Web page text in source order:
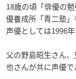
18歳の頃「俳優の
優養成所「青二塾」
声優としては1996
父の野島昭生さん
也さんが共に声優で